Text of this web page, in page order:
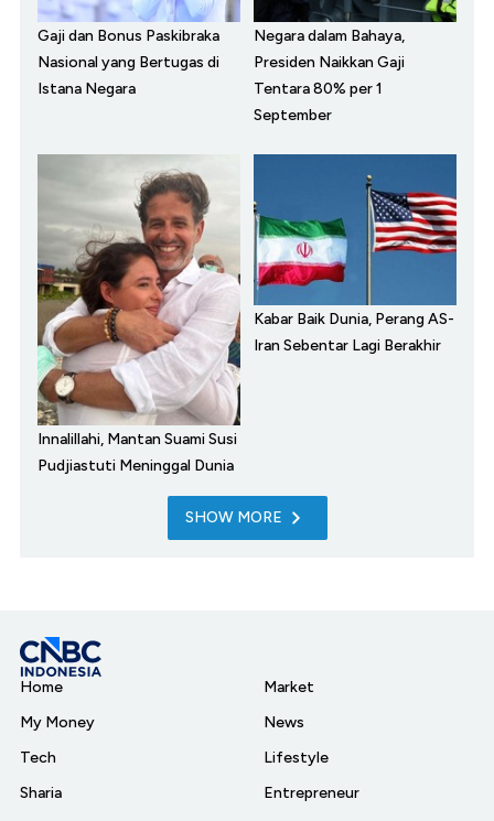
Gaji dan Bonus Paskibraka
Nasional yang Bertugas di
Istana Negara
Negara dalam Bahaya,
Presiden Naikkan Gaji
Tentara 80% per 1
September
Innalillahi, Mantan Suami Susi
Pudjiastuti Meninggal Dunia
Kabar Baik Dunia, Perang AS-
Iran Sebentar Lagi Berakhir
SHOW MORE
Home
My Money
Tech
Sharia
Market
News
Lifestyle
Entrepreneur